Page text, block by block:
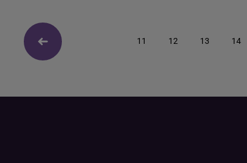
11 12 13 14